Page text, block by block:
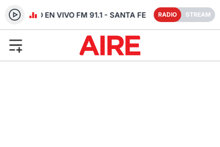
RADIO EN VIVO FM 91.1 - SANTA FE RADIO STREAM